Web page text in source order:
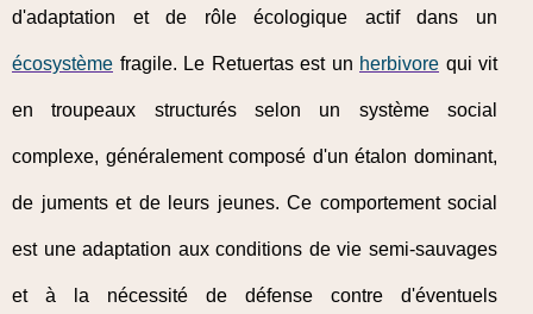
d'adaptation et de rôle écologique actif dans un
écosystème fragile. Le Retuertas est un herbivore qui vit
en troupeaux structurés selon un système social
complexe, généralement composé d'un étalon dominant,
de juments et de leurs jeunes. Ce comportement social
est une adaptation aux conditions de vie semi-sauvages
et à la nécessité de défense contre d'éventuels